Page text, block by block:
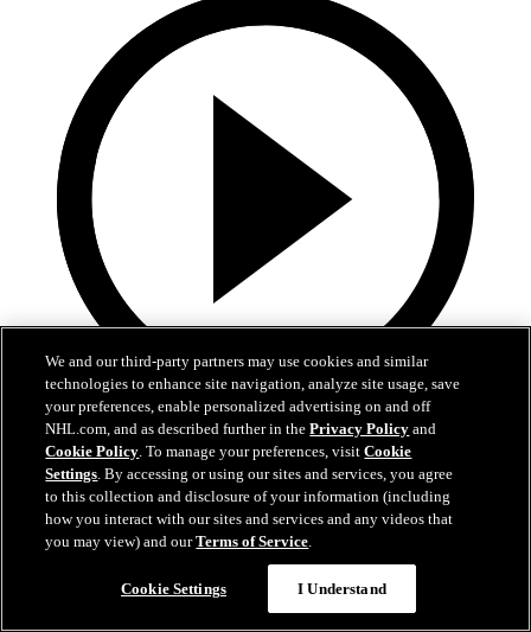
1:14
Wallstedt, Wild rumbo a la Segunda Ronda
Minnesota eliminó a Dallas luego de seis grandes juegos
01 may. 2026
We and our third-party partners may use cookies and similar
technologies to enhance site navigation, analyze site usage, save
your preferences, enable personalized advertising on and off
NHL.com, and as described further in thePrivacy Policy and
Cookie Policy. To manage your preferences, visitCookie
Settings. By accessing or using our sites and services, you agree
to this collection and disclosure of your information (including
how you interact with our sites and services and any videos that
you may view) and ourTerms of Service.
Cookie Settings I Understand